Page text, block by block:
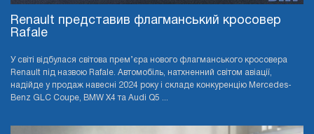
Renault представив флагманський кросовер
Rafale
У світі відбулася світова прем’єра нового флагманського кросовера
Renault під назвою Rafale. Автомобіль, натхненний світом авіації,
надійде у продаж навесні 2024 року і складе конкуренцію Mercedes-
Benz GLC Coupe, BMW X4 та Audi Q5 ...